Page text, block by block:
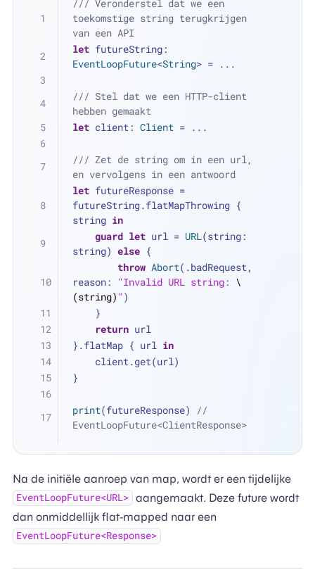
/// Veronderstel dat we een
toekomstige string terugkrijgen
van een API
let
EventLoopFuture<String> = ...
/// Stel dat we een HTTP-client
hebben gemaakt
let client: Client = ...
/// Zet de string om in een url,
en vervolgens in een antwoord
let futureResponse =
futureString.flatMapThrowing {
string in
guard let url = URL (string:
string) else {
throw Abort(.badRequest,
reason: "Invalid URL string: \
(string) " )
    }
return url
}.flatMap { url in
    client.get(url)
}
print(futureResponse) //
EventLoopFuture<ClientResponse>
Na de initiële aanroep van map, wordt er een tijdelijke
EventLoopFuture<URL> aangemaakt. Deze future wordt
dan onmiddellijk flat-mapped naar een
EventLoopFuture<Response>